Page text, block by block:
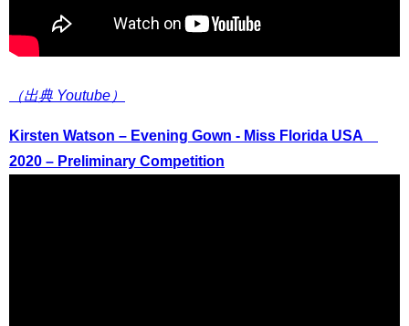
（出典 Youtube）
Kirsten Watson – Evening Gown - Miss Florida USA®
2020 – Preliminary Competition